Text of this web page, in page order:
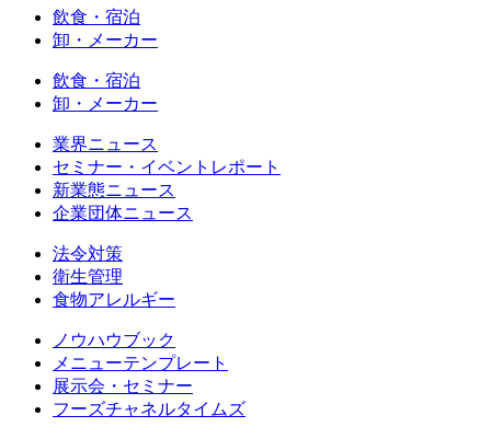
飲食・宿泊
卸・メーカー
飲食・宿泊
卸・メーカー
業界ニュース
セミナー・イベントレポート
新業態ニュース
企業団体ニュース
法令対策
衛生管理
食物アレルギー
ノウハウブック
メニューテンプレート
展示会・セミナー
フーズチャネルタイムズ